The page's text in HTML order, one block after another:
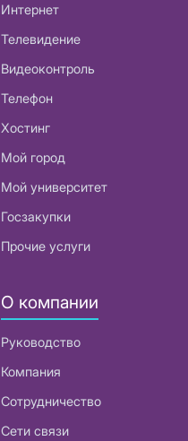
Интернет
Телевидение
Видеоконтроль
Телефон
Хостинг
Мой город
Мой университет
Госзакупки
Прочие услуги
О компании
Руководство
Компания
Сотрудничество
Сети связи